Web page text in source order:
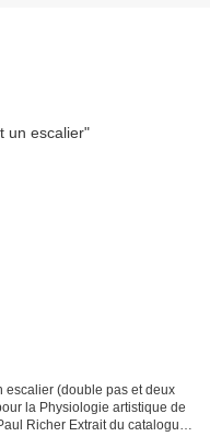
escalier (double pas et deux
la Physiologie artistique de
Richer Extrait du catalogue